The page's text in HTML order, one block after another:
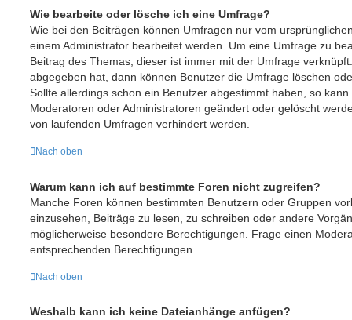
Wie bearbeite oder lösche ich eine Umfrage?
Wie bei den Beiträgen können Umfragen nur vom
einem Administrator bearbeitet werden. Um eine Umfrage zu
Beitrag des Themas; dieser ist immer mit der Umfrage
abgegeben hat, dann können Benutzer die Umfrage löschen
Sollte allerdings schon ein Benutzer abgestimmt haben, so
Moderatoren oder Administratoren geändert oder gelöscht
von laufenden Umfragen verhindert werden.
Nach oben
Warum kann ich auf bestimmte Foren nicht zugreifen?
Manche Foren können bestimmten Benutzern oder Gruppen
einzusehen, Beiträge zu lesen, zu schreiben oder andere
möglicherweise besondere Berechtigungen. Frage einen
entsprechenden Berechtigungen.
Nach oben
Weshalb kann ich keine Dateianhänge anfügen?